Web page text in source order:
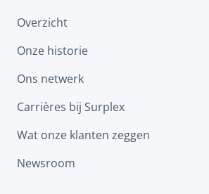
Overzicht
Onze historie
Ons netwerk
Carrières bij Surplex
Wat onze klanten zeggen
Newsroom